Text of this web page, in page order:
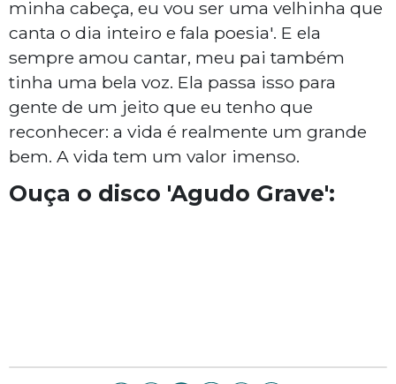
minha cabeça, eu vou ser uma velhinha que
canta o dia inteiro e fala poesia'. E ela
sempre amou cantar, meu pai também
tinha uma bela voz. Ela passa isso para
gente de um jeito que eu tenho que
reconhecer: a vida é realmente um grande
bem. A vida tem um valor imenso.
Ouça o disco 'Agudo Grave':